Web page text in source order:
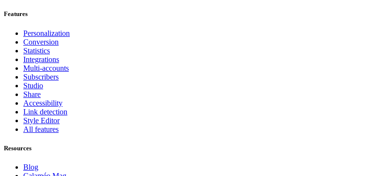
Features
Personalization
Conversion
Statistics
Integrations
Multi-accounts
Subscribers
Studio
Share
Accessibility
Link detection
Style Editor
All features
Resources
Blog